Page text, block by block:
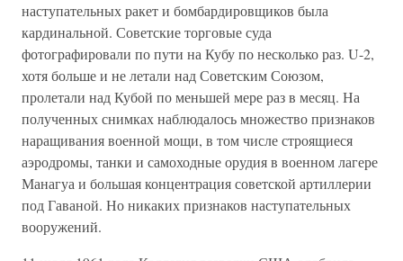
наступательных ракет и бомбардировщиков была
кардинальной. Советские торговые суда
фотографировали по пути на Кубу по несколько раз. U-2,
хотя больше и не летали над Советским Союзом,
пролетали над Кубой по меньшей мере раз в месяц. На
полученных снимках наблюдалось множество признаков
наращивания военной мощи, в том числе строящиеся
аэродромы, танки и самоходные орудия в военном лагере
Манагуа и большая концентрация советской артиллерии
под Гаваной. Но никаких признаков наступательных
вооружений.